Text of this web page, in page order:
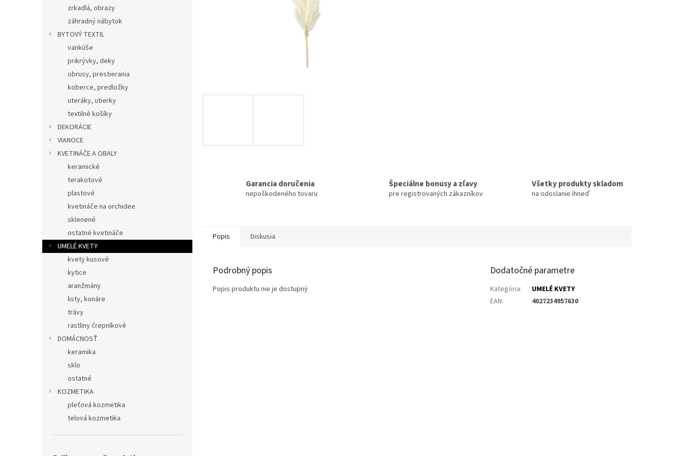
zrkadlá, obrazy
záhradný nábytok
BYTOVÝ TEXTIL
vankúše
prikrývky, deky
obrusy, prestierania
koberce, predložky
uteráky, utierky
textilné košíky
DEKORÁCIE
VIANOCE
KVETINÁČE A OBALY
keramické
terakotové
plastové
kvetináče na orchidee
sklenené
ostatné kvetináče
UMELÉ KVETY
kvety kusové
kytice
aranžmány
listy, konáre
trávy
rastliny črepníkové
DOMÁCNOSŤ
keramika
sklo
ostatné
KOZMETIKA
pleťová kozmetika
telová kozmetika
Garancia doručenia
nepoškodeného tovaru
Špeciálne bonusy a zľavy
pre registrovaných zákazníkov
Všetky produkty skladom
na odoslanie ihneď
Popis Diskusia
Podrobný popis
Popis produktu nie je dostupný
Dodatočné parametre
Kategória:
UMELÉ KVETY
EAN: 4027234957630